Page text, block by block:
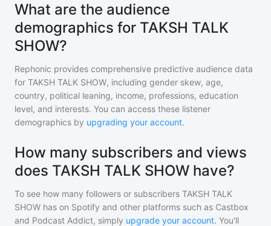
What are the audience
demographics for TAKSH TALK
SHOW?
Rephonic provides comprehensive predictive audience data
for TAKSH TALK SHOW, including gender skew, age,
country, political leaning, income, professions, education
level, and interests. You can access these listener
demographics by upgrading your account.
How many subscribers and views
does TAKSH TALK SHOW have?
To see how many followers or subscribers TAKSH TALK
SHOW has on Spotify and other platforms such as Castbox
and Podcast Addict, simply upgrade your account. You'll